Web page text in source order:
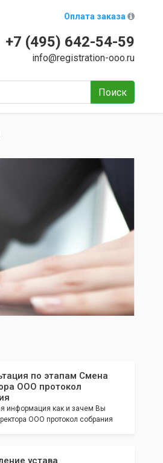
Оплата заказа
+7 (495) 642-54-59
info@registration-ooo.ru
Поиск
по этапам Смена
ООО протокол
информация как и зачем Вы
ООО протокол собрания
устава